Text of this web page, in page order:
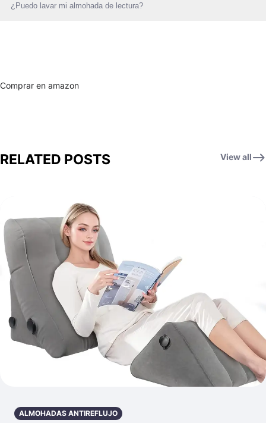
¿Puedo lavar mi almohada de lectura?
Comprar en amazon
RELATED POSTS View all
ALMOHADAS ANTIREFLUJO